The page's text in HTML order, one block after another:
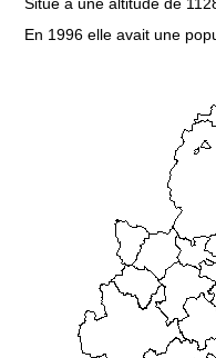
En 1996 elle avait une